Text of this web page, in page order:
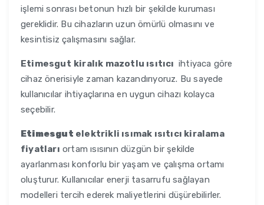
işlemi sonrası betonun hızlı bir şekilde kuruması
gereklidir. Bu cihazların uzun ömürlü olmasını ve
kesintisiz çalışmasını sağlar.
Etimesgut kiralık mazotlu ısıtıcı ihtiyaca göre
cihaz önerisiyle zaman kazandırıyoruz. Bu sayede
kullanıcılar ihtiyaçlarına en uygun cihazı kolayca
seçebilir.
Etimesgut elektrikli ısımak ısıtıcı kiralama
fiyatları ortam ısısının düzgün bir şekilde
ayarlanması konforlu bir yaşam ve çalışma ortamı
oluşturur. Kullanıcılar enerji tasarrufu sağlayan
modelleri tercih ederek maliyetlerini düşürebilirler.